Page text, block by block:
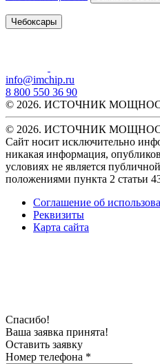
Чебоксары
info@imchip.ru
8 800 550 36 90
© 2026. ИСТОЧНИК
© 2026. ИСТОЧНИК
Сайт носит исключительно
никакая информация,
условиях не является
положениями пункта 2 статьи
Соглашение об
Реквизиты
Карта сайта
Спасибо!
Ваша заявка принята!
Оставить заявку
Номер телефона *